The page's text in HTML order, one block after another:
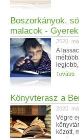
Boszorkányok,
malacok -
2020.
A
Tovább
Könyvterasz a
2020.
Végre
között,